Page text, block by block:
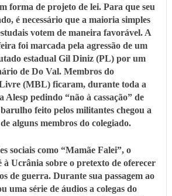
forma de projeto de lei. Para que seu
é necessário que a maioria simples
votem de maneira favorável. A
foi marcada pela agressão de um
estadual Gil Diniz (PL) por um
de Do Val. Membros do
(MBL) ficaram, durante toda a
Alesp pedindo “não à cassação” de
feito pelos militantes chegou a
alguns membros do colegiado.
sociais como “Mamãe Falei”, o
Ucrânia sobre o pretexto de oferecer
de guerra. Durante sua passagem ao
uma série de áudios a colegas do